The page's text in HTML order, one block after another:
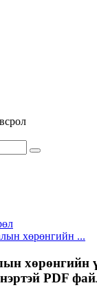
хөрөнгийн ...
хөрөнгийн
PDF